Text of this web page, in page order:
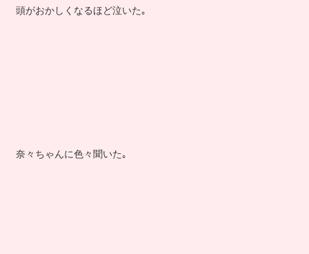
頭がおかしくなるほど泣いた｡
奈々ちゃんに色々聞いた｡